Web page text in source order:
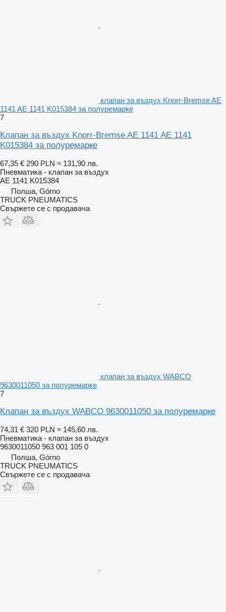
клапан за въздух Knorr-Bremse AE
1141 AE 1141 K015384 за полуремарке
7
Клапан за въздух Knorr-Bremse AE 1141 AE 1141
K015384 за полуремарке
67,35 € 290 PLN ≈ 131,90 лв.
Пневматика - клапан за въздух
AE 1141 K015384
Полша, Górno
TRUCK PNEUMATICS
Свържете се с продавача
клапан за въздух WABCO
9630011050 за полуремарке
7
Клапан за въздух WABCO 9630011050 за полуремарке
74,31 € 320 PLN ≈ 145,60 лв.
Пневматика - клапан за въздух
9630011050 963 001 105 0
Полша, Górno
TRUCK PNEUMATICS
Свържете се с продавача